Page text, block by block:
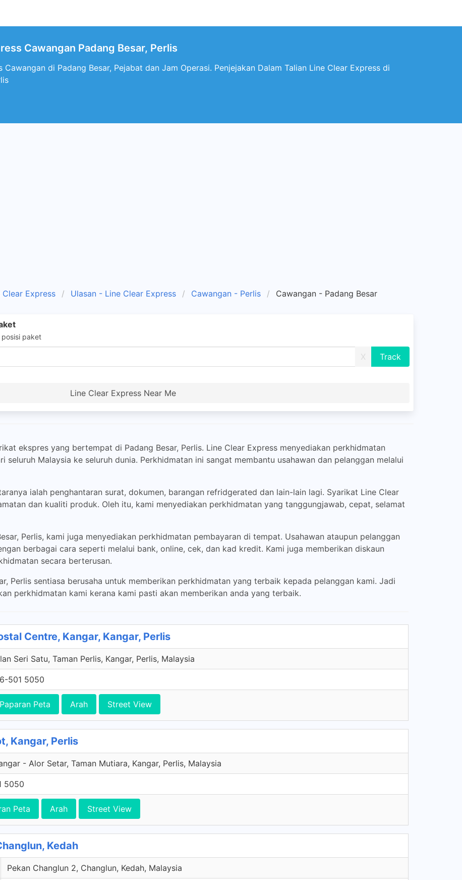
Cawangan Padang Besar, Perlis
Cawangan di Padang Besar, Pejabat dan Jam Operasi. Penjejakan Dalam Talian Line Clear Express di
Express Ulasan - Line Clear Express Cawangan - Perlis Cawangan - Padang Besar
paket
X
Line Clear Express Near Me
ekspres yang bertempat di Padang Besar, Perlis. Line Clear Express menyediakan perkhidmatan
seluruh Malaysia ke seluruh dunia. Perkhidmatan ini sangat membantu usahawan dan pelanggan melalui
ialah penghantaran surat, dokumen, barangan refridgerated dan lain-lain lagi. Syarikat Line Clear
dan kualiti produk. Oleh itu, kami menyediakan perkhidmatan yang tanggungjawab, cepat, selamat
Perlis, kami juga menyediakan perkhidmatan pembayaran di tempat. Usahawan ataupun pelanggan
berbagai cara seperti melalui bank, online, cek, dan kad kredit. Kami juga memberikan diskaun
secara berterusan.
Perlis sentiasa berusaha untuk memberikan perkhidmatan yang terbaik kepada pelanggan kami. Jadi
perkhidmatan kami kerana kami pasti akan memberikan anda yang terbaik.
Centre, Kangar, Kangar, Perlis
Seri Satu, Taman Perlis, Kangar, Perlis, Malaysia
501 5050
Paparan Peta Arah Street View
Kangar, Perlis
- Alor Setar, Taman Mutiara, Kangar, Perlis, Malaysia
5050
Peta Arah Street View
Kedah
Pekan Changlun 2, Changlun, Kedah, Malaysia